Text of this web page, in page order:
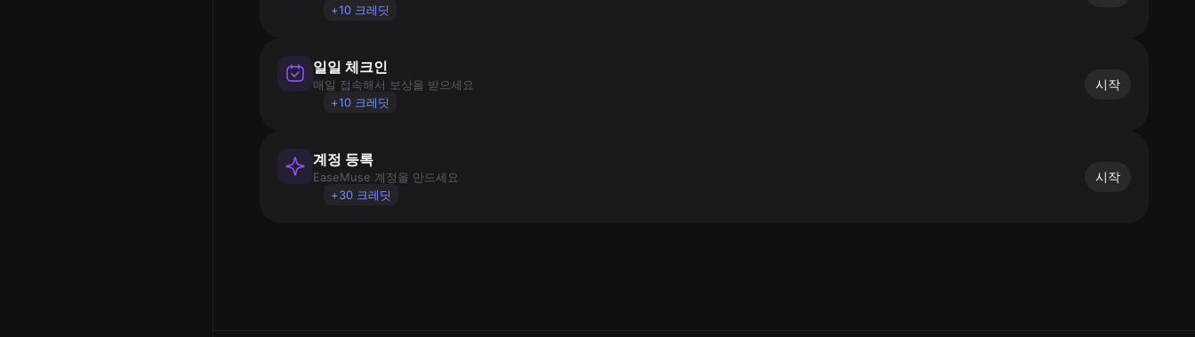
+10 크레딧
일일 체크인
매일 접속해서 보상을 받으세요
+10 크레딧
시작
계정 등록
EaseMuse 계정을 만드세요
+30 크레딧
시작